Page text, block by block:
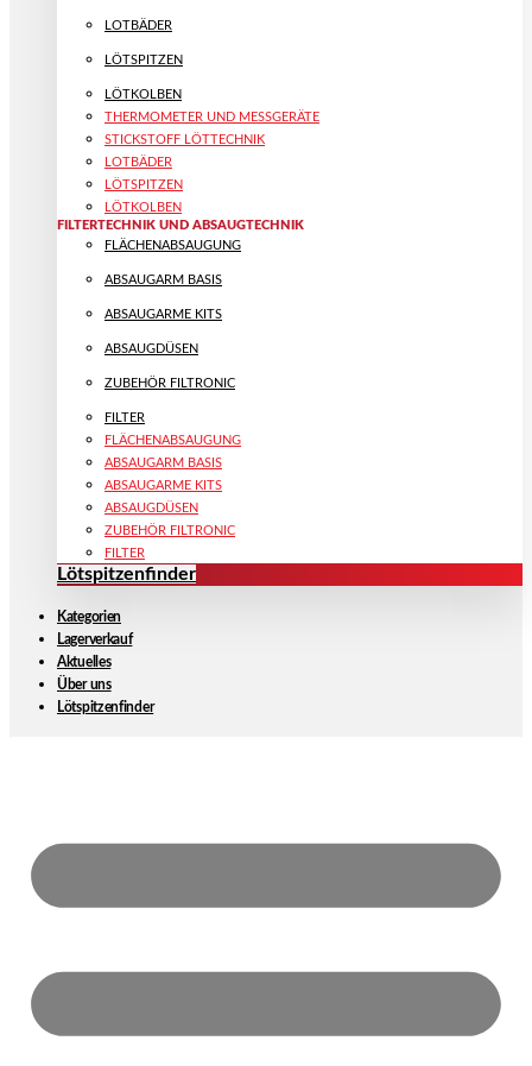
LOTBÄDER
LÖTSPITZEN
LÖTKOLBEN
THERMOMETER UND MESSGERÄTE
STICKSTOFF LÖTTECHNIK
LOTBÄDER
LÖTSPITZEN
LÖTKOLBEN
FILTERTECHNIK UND ABSAUGTECHNIK
FLÄCHENABSAUGUNG
ABSAUGARM BASIS
ABSAUGARME KITS
ABSAUGDÜSEN
ZUBEHÖR FILTRONIC
FILTER
FLÄCHENABSAUGUNG
ABSAUGARM BASIS
ABSAUGARME KITS
ABSAUGDÜSEN
ZUBEHÖR FILTRONIC
FILTER
Lötspitzenfinder
Kategorien
Lagerverkauf
Aktuelles
Über uns
Lötspitzenfinder